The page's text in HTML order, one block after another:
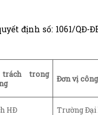
định số: 1061/QĐ-
trong
Đơn vị
HĐ Trường Đại